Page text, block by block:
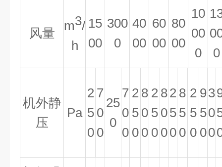
风量
m3/
h
15
00
300
0
40
00
60
00
80
00
10
00
0
0
机外静
压
Pa
2
5
0
7
0
0
25
0
7
0
0
2
5
0
8
0
0
2
5
0
8
0
0
2
5
0
8
5
0
2
5
0
9
5
0
3
0
0